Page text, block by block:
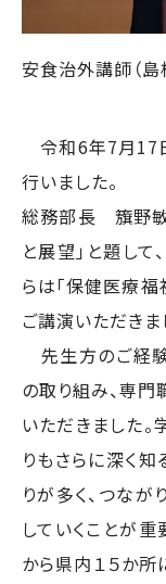
安食治外講師（
令和6年7月17
行いました。
総務部長 籏野敏
と展望」と題し
らは「保健医療福
ご講演いただきま
先生方のご経
の取り組み、専門
いただきました
りもさらに深く
りが多く、つな
していくことが
から県内１５か所